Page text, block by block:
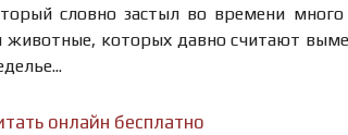
словно застыл во времени много
животные, которых давно считают
онлайн бесплатно